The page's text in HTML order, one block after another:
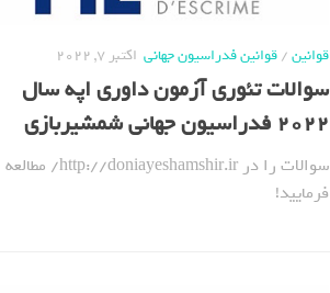
قوانین/قوانین فدراسیون جهانی اکتبر 7, 2022
سوالات تئوری آزمون داوری اپه سال
2022 فدراسیون جهانی شمشیربازی
سوالات را در http://doniayeshamshir.ir/ مطالعه
فرمایید!